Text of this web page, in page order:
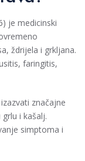
je medicinski
ždrijela i grkljana.
faringitis,
značajne
i kašalj.
simptoma i